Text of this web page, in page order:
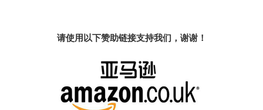
请使用以下赞助链接支持我们，谢谢！